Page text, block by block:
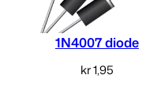
1N4007 diode
kr1,95